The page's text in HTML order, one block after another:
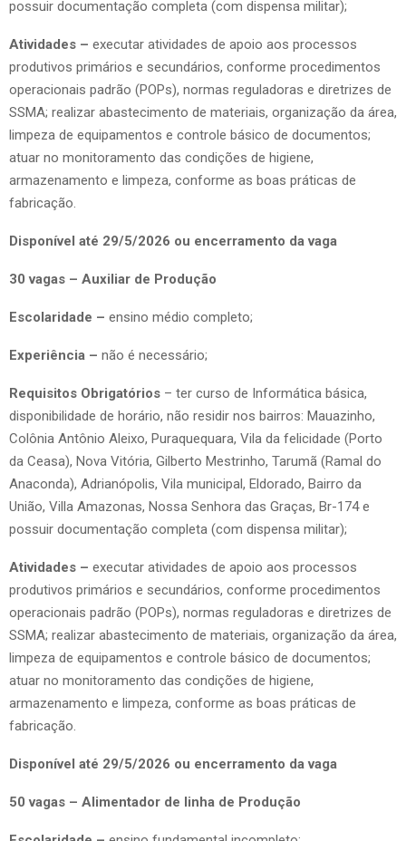
possuir documentação completa (com dispensa militar);
Atividades – executar atividades de apoio aos processos
produtivos primários e secundários, conforme procedimentos
operacionais padrão (POPs), normas reguladoras e diretrizes de
SSMA; realizar abastecimento de materiais, organização da área,
limpeza de equipamentos e controle básico de documentos;
atuar no monitoramento das condições de higiene,
armazenamento e limpeza, conforme as boas práticas de
fabricação.
Disponível até 29/5/2026 ou encerramento da vaga
30 vagas – Auxiliar de Produção
Escolaridade – ensino médio completo;
Experiência – não é necessário;
Requisitos Obrigatórios – ter curso de Informática básica,
disponibilidade de horário, não residir nos bairros: Mauazinho,
Colônia Antônio Aleixo, Puraquequara, Vila da felicidade (Porto
da Ceasa), Nova Vitória, Gilberto Mestrinho, Tarumã (Ramal do
Anaconda), Adrianópolis, Vila municipal, Eldorado, Bairro da
União, Villa Amazonas, Nossa Senhora das Graças, Br-174 e
possuir documentação completa (com dispensa militar);
Atividades – executar atividades de apoio aos processos
produtivos primários e secundários, conforme procedimentos
operacionais padrão (POPs), normas reguladoras e diretrizes de
SSMA; realizar abastecimento de materiais, organização da área,
limpeza de equipamentos e controle básico de documentos;
atuar no monitoramento das condições de higiene,
armazenamento e limpeza, conforme as boas práticas de
fabricação.
Disponível até 29/5/2026 ou encerramento da vaga
50 vagas – Alimentador de linha de Produção